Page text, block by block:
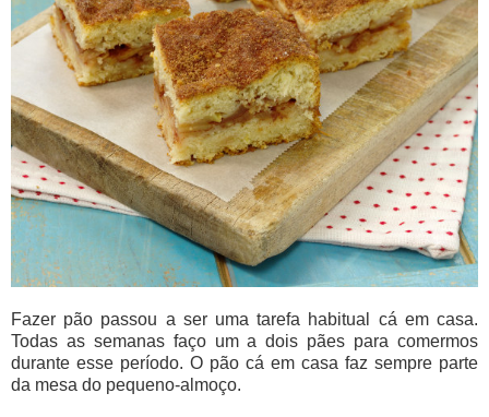
Fazer pão passou a ser uma tarefa habitual cá em casa.
Todas as semanas faço um a dois pães para comermos
durante esse período. O pão cá em casa faz sempre parte
da mesa do pequeno-almoço.